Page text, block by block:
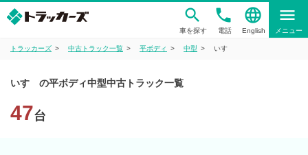
車を探す
phone
電話
language
English
menu
メニュー
トラッカーズ 中古トラック一覧 平ボディ 中型 いすゞ
いすゞの平ボディ中型中古トラック一覧
47台